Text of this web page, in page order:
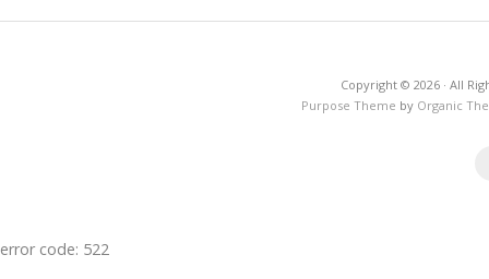
Copyright © 2026 · All
Purpose Theme by Organic
error code: 522